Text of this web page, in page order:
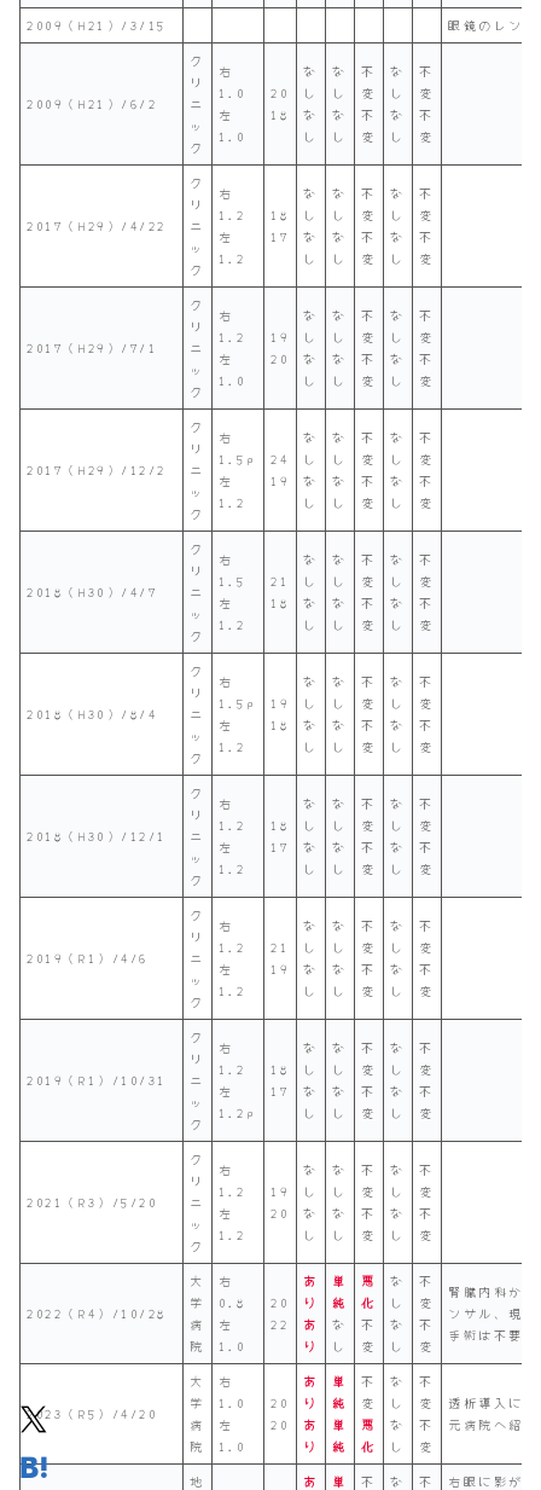
2009（H21）/3/15 眼鏡のレン
2009（H21）/6/2
ク
リ
ニ
ッ
ク
右
1.0
左
1.0
20
18
な
し
な
し
な
し
な
し
不
変
不
変
な
し
な
し
不
変
不
変
2017（H29）/4/22
ク
リ
ニ
ッ
ク
右
1.2
左
1.2
18
17
な
し
な
し
な
し
な
し
不
変
不
変
な
し
な
し
不
変
不
変
2017（H29）/7/1
ク
リ
ニ
ッ
ク
右
1.2
左
1.0
19
20
な
し
な
し
な
し
な
し
不
変
不
変
な
し
な
し
不
変
不
変
2017（H29）/12/2
ク
リ
ニ
ッ
ク
右
1.5p
左
1.2
24
19
な
し
な
し
な
し
な
し
不
変
不
変
な
し
な
し
不
変
不
変
2018（H30）/4/7
ク
リ
ニ
ッ
ク
右
1.5
左
1.2
21
18
な
し
な
し
な
し
な
し
不
変
不
変
な
し
な
し
不
変
不
変
2018（H30）/8/4
ク
リ
ニ
ッ
ク
右
1.5p
左
1.2
19
18
な
し
な
し
な
し
な
し
不
変
不
変
な
し
な
し
不
変
不
変
2018（H30）/12/1
ク
リ
ニ
ッ
ク
右
1.2
左
1.2
18
17
な
し
な
し
な
し
な
し
不
変
不
変
な
し
な
し
不
変
不
変
2019（R1）/4/6
ク
リ
ニ
ッ
ク
右
1.2
左
1.2
21
19
な
し
な
し
な
し
な
し
不
変
不
変
な
し
な
し
不
変
不
変
2019（R1）/10/31
ク
リ
ニ
ッ
ク
右
1.2
左
1.2p
18
17
な
し
な
し
な
し
な
し
不
変
不
変
な
し
な
し
不
変
不
変
2021（R3）/5/20
ク
リ
ニ
ッ
ク
右
1.2
左
1.2
19
20
な
し
な
し
な
し
な
し
不
変
不
変
な
し
な
し
不
変
不
変
2022（R4）/10/28
大
学
病
院
右
0.8
左
1.0
20
22
あ
り
あ
り
単
純
な
し
悪
化
不
変
な
し
な
し
不
変
不
変
腎臓内科か
ンサル、現
手術は不要
2023（R5）/4/20
大
学
病
院
右
1.0
左
1.0
20
20
あ
り
あ
り
単
純
単
純
不
変
悪
化
な
し
な
し
不
変
不
変
透析導入に
元病院へ紹介
地 あ 単 不 な 不 右眼に影が